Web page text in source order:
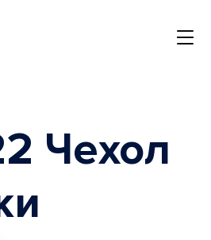
Чехол